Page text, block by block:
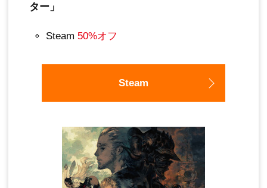
ター」
Steam 50%オフ
Steam